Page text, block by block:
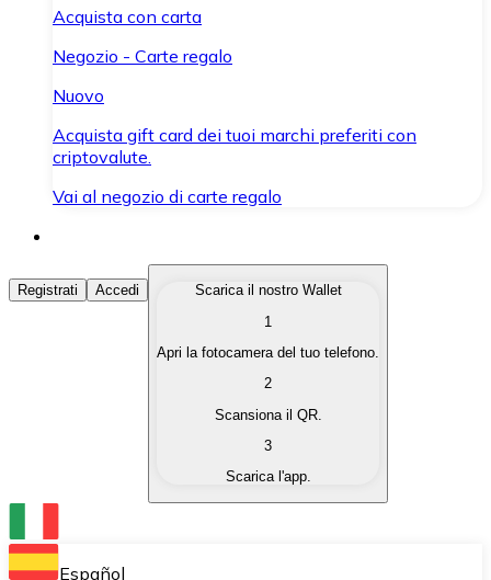
Acquista con carta
Negozio - Carte regalo
Nuovo
Acquista gift card dei tuoi marchi preferiti con
criptovalute.
Vai al negozio di carte regalo
Acquista Criptovalute
Acquista le criptovalute che ti interessano in modo
Converti le tue criptovalute in valuta fiat quando ne
Scambia una criptovaluta con un'altra
Conserva le tue cripto in un Wallet self-custodial.
Registrati Accedi
Scarica il nostro Wallet
1
Apri la fotocamera del tuo telefono.
2
Scansiona il QR.
3
Scarica l'app.
Español